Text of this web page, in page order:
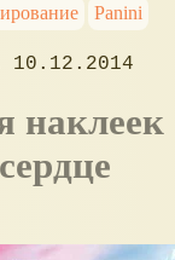
Panini
10.12.2014